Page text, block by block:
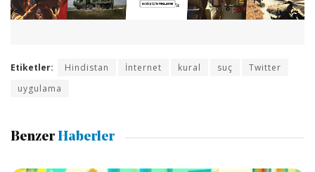
Etiketler: Hindistan İnternet kural suç
Twitter
uygulama
Benzer Haberler